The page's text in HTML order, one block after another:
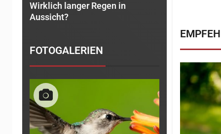
Wirklich langer Regen in
Aussicht?
FOTOGALERIEN